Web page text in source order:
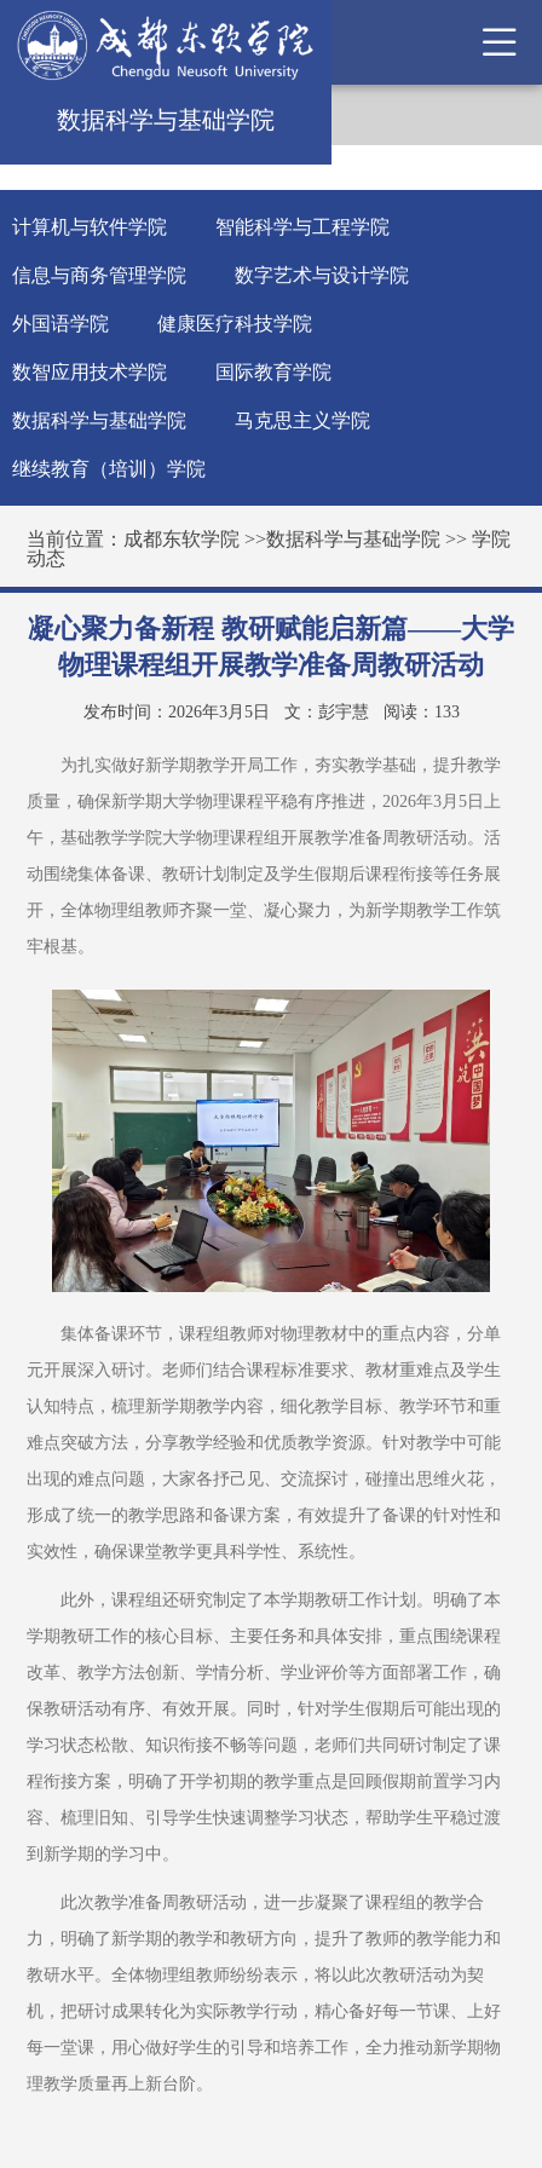
数据科学与基础学院
计算机与软件学院 智能科学与工程学院
信息与商务管理学院 数字艺术与设计学院
外国语学院 健康医疗科技学院
数智应用技术学院 国际教育学院
数据科学与基础学院 马克思主义学院
继续教育（培训）学院
当前位置： 成都东软学院 >>数据科学与基础学院 >>学院
动态
凝心聚力备新程 教研赋能启新篇——大学
物理课程组开展教学准备周教研活动
发布时间：2026年3月5日 文：彭宇慧阅读： 133
为扎实做好新学期教学开局工作，夯实教学基础，提升教学
质量，确保新学期大学物理课程平稳有序推进，2026年3月5日上
午，基础教学学院大学物理课程组开展教学准备周教研活动。活
动围绕集体备课、教研计划制定及学生假期后课程衔接等任务展
开，全体物理组教师齐聚一堂、凝心聚力，为新学期教学工作筑
牢根基。
集体备课环节，课程组教师对物理教材中的重点内容，分单
元开展深入研讨。老师们结合课程标准要求、教材重难点及学生
认知特点，梳理新学期教学内容，细化教学目标、教学环节和重
难点突破方法，分享教学经验和优质教学资源。针对教学中可能
出现的难点问题，大家各抒己见、交流探讨，碰撞出思维火花，
形成了统一的教学思路和备课方案，有效提升了备课的针对性和
实效性，确保课堂教学更具科学性、系统性。
此外，课程组还研究制定了本学期教研工作计划。明确了本
学期教研工作的核心目标、主要任务和具体安排，重点围绕课程
改革、教学方法创新、学情分析、学业评价等方面部署工作，确
保教研活动有序、有效开展。同时，针对学生假期后可能出现的
学习状态松散、知识衔接不畅等问题，老师们共同研讨制定了课
程衔接方案，明确了开学初期的教学重点是回顾假期前置学习内
容、梳理旧知、引导学生快速调整学习状态，帮助学生平稳过渡
到新学期的学习中。
此次教学准备周教研活动，进一步凝聚了课程组的教学合
力，明确了新学期的教学和教研方向，提升了教师的教学能力和
教研水平。全体物理组教师纷纷表示，将以此次教研活动为契
机，把研讨成果转化为实际教学行动，精心备好每一节课、上好
每一堂课，用心做好学生的引导和培养工作，全力推动新学期物
理教学质量再上新台阶。